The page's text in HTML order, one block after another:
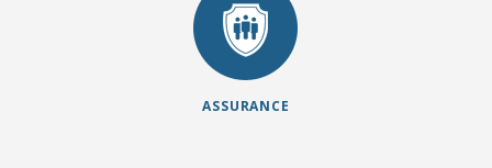
résident dans la
réduction des
(CRM) qui
simplifient
l’engagement
client sur tous
ASSURANCE